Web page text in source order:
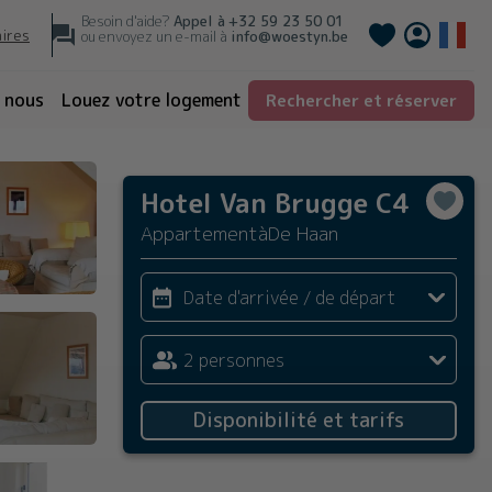
Besoin d'aide? Appel à +32 59 23 50 01
ou envoyez un e-mail à info@woestyn.be Deutsch
Louez votre logement Rechercher et réserver
Hotel Van Brugge C4
AppartementàDe Haan
Date d'arrivée / de départ
2 personnes
Disponibilité et tarifs